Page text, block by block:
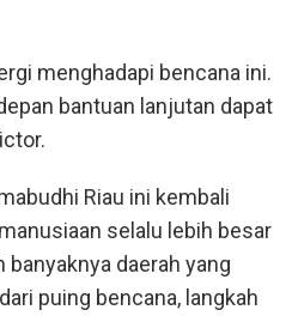
menghadapi bencana ini.
bantuan lanjutan dapat
Riau ini kembali
selalu lebih besar
banyaknya daerah yang
puing bencana, langkah